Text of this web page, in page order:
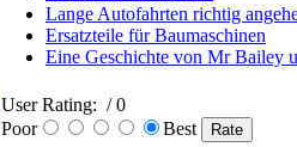
Lange Autofahrten richtig
Ersatzteile für Baumaschinen
Eine Geschichte von Mr Bailey
User Rating: / 0
Poor
Best